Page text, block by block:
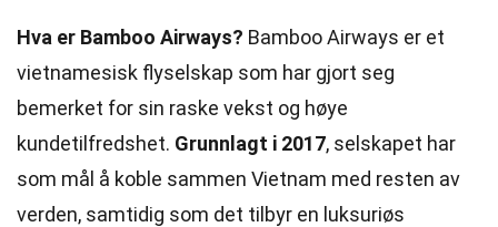
Hva er Bamboo Airways? Bamboo Airways er et
vietnamesisk flyselskap som har gjort seg
bemerket for sin raske vekst og høye
kundetilfredshet. Grunnlagt i 2017, selskapet har
som mål å koble sammen Vietnam med resten av
verden, samtidig som det tilbyr en luksuriøs